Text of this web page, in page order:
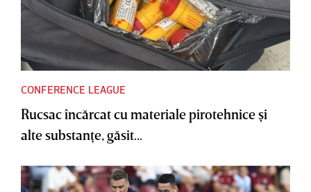
CONFERENCE LEAGUE
Rucsac încărcat cu materiale pirotehnice şi
alte substanţe, găsit...